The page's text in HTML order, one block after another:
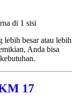
di 1 sisi
lebih besar atau lebih
Anda bisa
17